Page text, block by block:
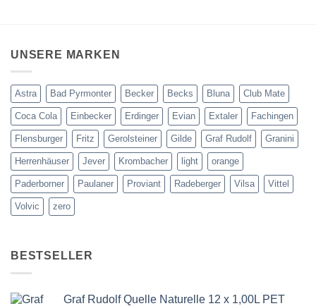
UNSERE MARKEN
Astra Bad Pyrmonter Becker Becks Bluna Club Mate
Coca Cola Einbecker Erdinger Evian Extaler Fachingen
Flensburger Fritz Gerolsteiner Gilde Graf Rudolf Granini
Herrenhäuser Jever Krombacher light orange
Paderborner Paulaner Proviant Radeberger Vilsa Vittel
Volvic zero
BESTSELLER
Graf Rudolf Quelle Naturelle 12 x 1,00L PET